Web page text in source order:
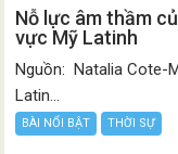
Nỗ lực âm thầm
vực Mỹ Latinh
Nguồn: Natalia Cote-
Latin...
BÀI NỔI BẬT THỜI SỰ